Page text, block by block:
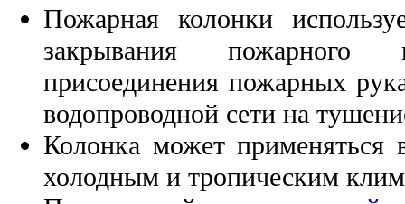
Пожарная колонки
закрывания
присоединения пожарных
водопроводной сети на
Колонка может
холодным и тропическим